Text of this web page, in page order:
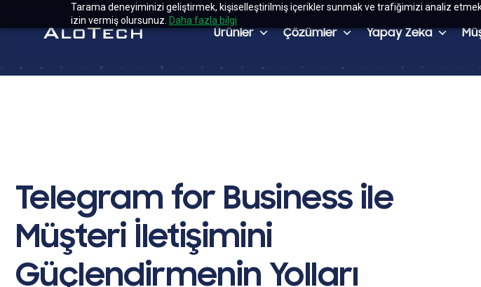
Tarama deneyiminizi geliştirmek, kişiselleştirilmiş içerikler sunmak ve trafiğimizi analiz etmek
izin vermiş olursunuz. Daha fazla bilgi
Ürünler Çözümler Yapay Zeka
Telegram for Business ile
Müşteri İletişimini
Güçlendirmenin Yolları